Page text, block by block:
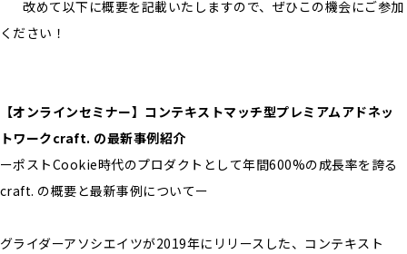
改めて以下に概要を記載いたしますので、ぜひこの機会にご参加
ください！
【オンラインセミナー】コンテキストマッチ型プレミアムアドネッ
トワークcraft. の最新事例紹介
ーポストCookie時代のプロダクトとして年間600%の成長率を誇る
craft. の概要と最新事例についてー
グライダーアソシエイツが2019年にリリースした、コンテキスト